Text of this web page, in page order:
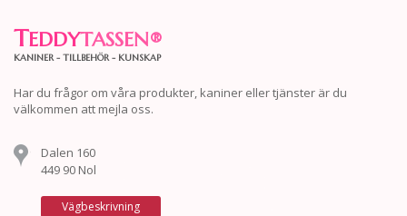
TEDDYTASSEN®
KANINER - TILLBEHÖR - KUNSKAP
Har du frågor om våra produkter, kaniner eller tjänster är du
välkommen att mejla oss.
Dalen 160
449 90 Nol
Vägbeskrivning